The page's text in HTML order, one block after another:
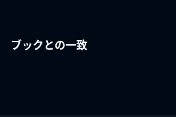
ブックとの一致